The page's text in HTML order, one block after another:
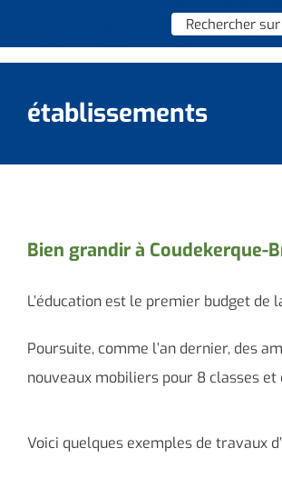
Chercher
:
Vie municipale
Contacter le maire
établissements
Bien grandir à Coudekerque-
L’éducation est le premier budget
Poursuite, comme l’an dernier, des
nouveaux mobiliers pour 8 classes
Voici quelques exemples de travaux